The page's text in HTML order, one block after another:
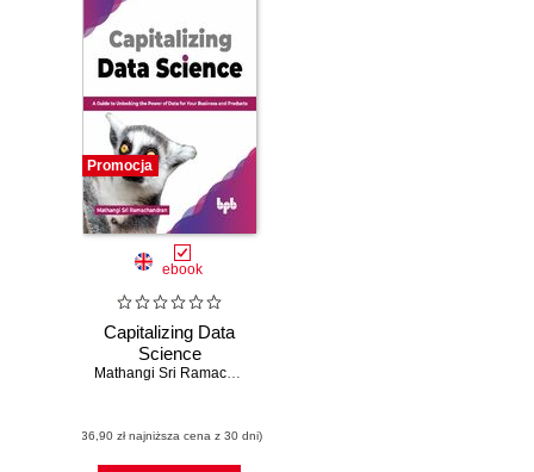
Promocja
ebook
Capitalizing Data
Science
Mathangi Sri Ramachandran
(36,90 zł najniższa cena z 30 dni)